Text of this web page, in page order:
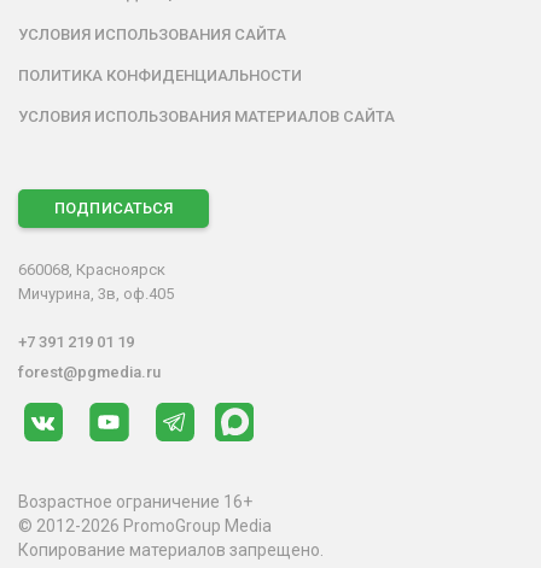
УСЛОВИЯ ИСПОЛЬЗОВАНИЯ САЙТА
ПОЛИТИКА КОНФИДЕНЦИАЛЬНОСТИ
УСЛОВИЯ ИСПОЛЬЗОВАНИЯ МАТЕРИАЛОВ САЙТА
ПОДПИСАТЬСЯ
660068, Красноярск
Мичурина, 3в, оф.405
+7 391 219 01 19
forest@pgmedia.ru
Возрастное ограничение 16+
© 2012-2026 PromoGroup Media
Копирование материалов запрещено.